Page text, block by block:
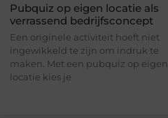
Pubquiz op eigen locatie als
verrassend bedrijfsconcept
Een originele activiteit hoeft niet
ingewikkeld te zijn om indruk te
maken. Met een pubquiz op eigen
locatie kies je